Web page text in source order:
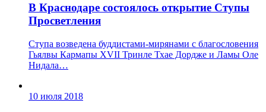
В Краснодаре состоялось открытие Ступы
Просветления
Ступа возведена буддистами-мирянами с благословения
Гьялвы Кармапы ХVII Тринле Тхае Дордже и Ламы Оле
Нидала…
10 июля 2018